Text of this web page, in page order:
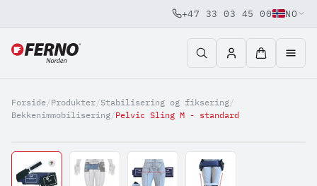
Jump to content
+47 33 03 45 00 NO
Forside/Produkter/Stabilisering og fiksering/
Bekkenimmobilisering/Pelvic Sling M - standard